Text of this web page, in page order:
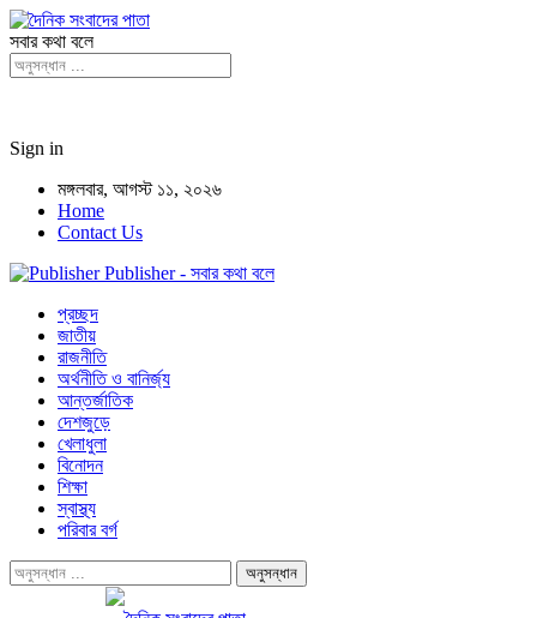
সবার কথা বলে
Sign in
মঙ্গলবার, আগস্ট ১১, ২০২৬
Home
Contact Us
Publisher - সবার কথা বলে
প্রচ্ছদ
জাতীয়
রাজনীতি
অর্থনীতি ও বানির্জ্য
আন্তর্জাতিক
দেশজুড়ে
খেলাধুলা
বিনোদন
শিক্ষা
স্বাস্থ্য
পরিবার বর্গ